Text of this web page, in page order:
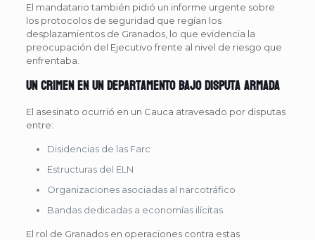
El mandatario también pidió un informe urgente sobre
los protocolos de seguridad que regían los
desplazamientos de Granados, lo que evidencia la
preocupación del Ejecutivo frente al nivel de riesgo que
enfrentaba.
Un crimen en un departamento bajo disputa armada
El asesinato ocurrió en un Cauca atravesado por disputas
entre:
Disidencias de las Farc
Estructuras del ELN
Organizaciones asociadas al narcotráfico
Bandas dedicadas a economías ilícitas
El rol de Granados en operaciones contra estas